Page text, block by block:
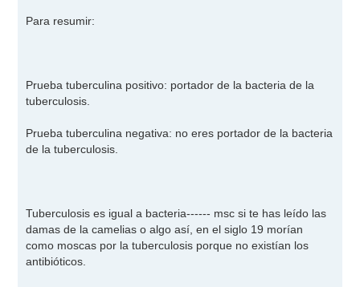
Para resumir:
Prueba tuberculina positivo: portador de la bacteria de la
tuberculosis.
Prueba tuberculina negativa: no eres portador de la bacteria
de la tuberculosis.
Tuberculosis es igual a bacteria------ msc si te has leído las
damas de la camelias o algo así, en el siglo 19 morían
como moscas por la tuberculosis porque no existían los
antibióticos.